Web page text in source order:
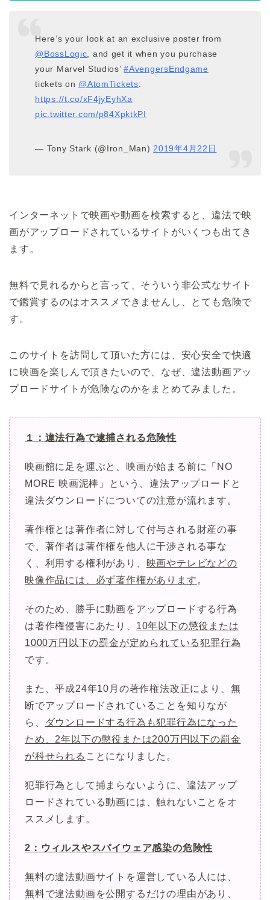
Here’s your look at an exclusive poster from
@BossLogic , and get it when you purchase
your Marvel Studios’#AvengersEndgame
tickets on @AtomTickets:
https://t.co/xF4jyEyhXa
pic.twitter.com/p84XpktkPI
— Tony Stark (@Iron_Man) 2019年4月22日
インターネットで映画や動画を検索すると、違法で映
画がアップロードされているサイトがいくつも出てき
ます。
無料で見れるからと言って、そういう非公式なサイト
で鑑賞するのはオススメできませんし、とても危険で
す。
このサイトを訪問して頂いた方には、安心安全で快適
に映画を楽しんで頂きたいので、なぜ、違法動画アッ
プロードサイトが危険なのかをまとめてみました。
１：違法行為で逮捕される危険性
映画館に足を運ぶと、映画が始まる前に「NO
MORE 映画泥棒」という、違法アップロードと
違法ダウンロードについての注意が流れます。
著作権とは著作者に対して付与される財産の事
で、著作者は著作権を他人に干渉される事な
く、利用する権利があり、 映画やテレビなどの
映像作品には、必ず著作権があります 。
そのため、勝手に動画をアップロードする行為
は著作権侵害にあたり、 10年以下の懲役または
1000万円以下の罰金が定められている犯罪行為
です。
また、平成24年10月の著作権法改正により、無
断でアップロードされていることを知りなが
ら、
ダウンロードする行為も犯罪行為になった
ため、2年以下の懲役または200万円以下の罰金
が科せられる ことになりました。
犯罪行為として捕まらないように、違法アップ
ロードされている動画には、触れないことをオ
ススメします。
2：ウィルスやスパイウェア感染の危険性
無料の違法動画サイトを運営している人には、
無料で違法動画を公開するだけの理由があり、